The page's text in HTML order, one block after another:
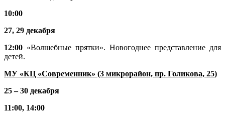
10:00
27, 29 декабря
12:00 «Волшебные прятки». Новогоднее представление для
детей.
МУ «КЦ «Современник» (3 микрорайон, пр. Голикова, 25)
25 – 30 декабря
11:00, 14:00